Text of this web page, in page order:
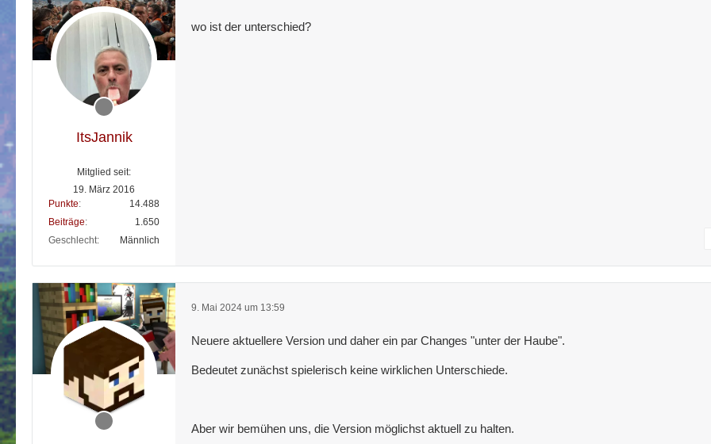
ItsJannik
Mitglied seit:
19. März 2016
Punkte
14.488
Beiträge
1.650
Geschlecht
Männlich
wo ist der unterschied?
9. Mai 2024 um 13:59
Neuere aktuellere Version und daher ein par Changes "unter der Haube".
Bedeutet zunächst spielerisch keine wirklichen Unterschiede.
Aber wir bemühen uns, die Version möglichst aktuell zu halten.